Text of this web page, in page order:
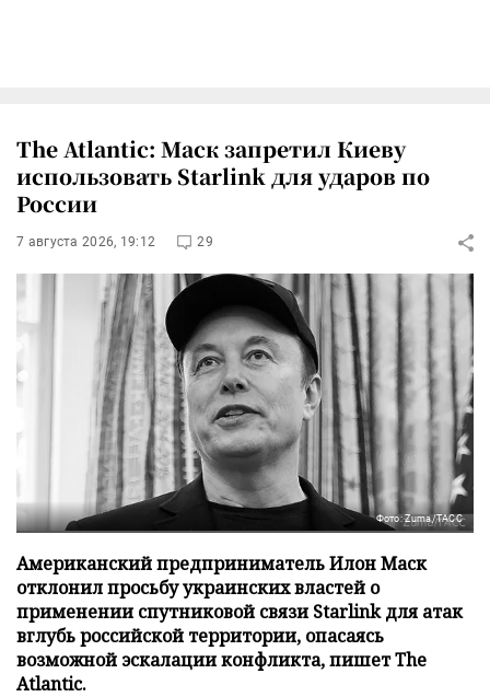
The Atlantic: Маск запретил Киеву
использовать Starlink для ударов по
России
7 августа 2026, 19:12 29
Фото: Zuma/ТАСС
Американский предприниматель Илон Маск
отклонил просьбу украинских властей о
применении спутниковой связи Starlink для атак
вглубь российской территории, опасаясь
возможной эскалации конфликта, пишет The
Atlantic.